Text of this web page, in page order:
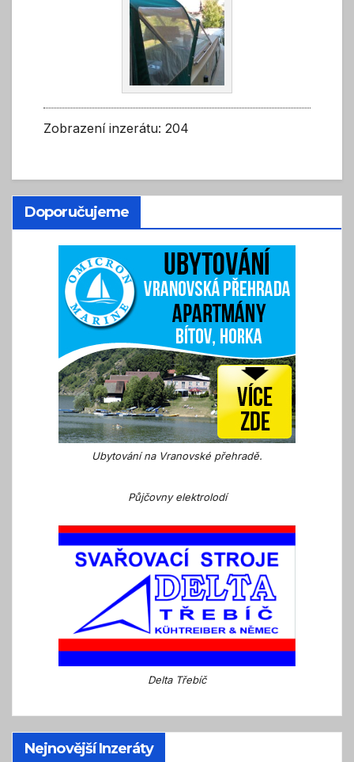
Zobrazení inzerátu: 204
Doporučujeme
Ubytování na Vranovské přehradě.
Půjčovny elektrolodí
Delta Třebíč
Nejnovější Inzeráty